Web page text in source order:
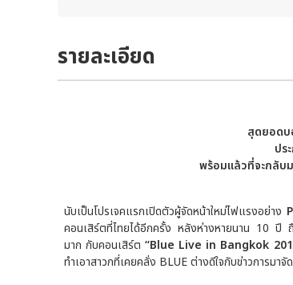
รายละเอียด
สุดยอดบ
ปร
พร้อมแล้วที่จะกลับ
นับเป็นโปรเจคแรกเปิดตัวผู้จัดหน้าใหม่ไฟแรงอย่าง
คอนเสิร์ตที่ไทยได้อีกครั้ง หลังห่างหายนาน 10 ปี
มาก กับคอนเสิร์ต“Blue Live in Bangkok
ทำเอาสาวกที่เคยคลั่ง BLUE ต่างดีใจกับข่าวการม